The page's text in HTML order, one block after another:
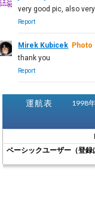
very good pic, also
Report
Mirek Kubicek Photo
thank you
Report
運航表 1998
ベーシックユーザー（登